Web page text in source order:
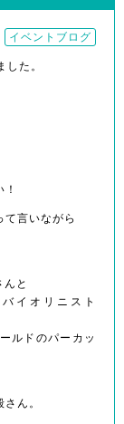
イベントブログ
た。
言いながら
と
イオリニスト
ルドのパーカッ
ん。